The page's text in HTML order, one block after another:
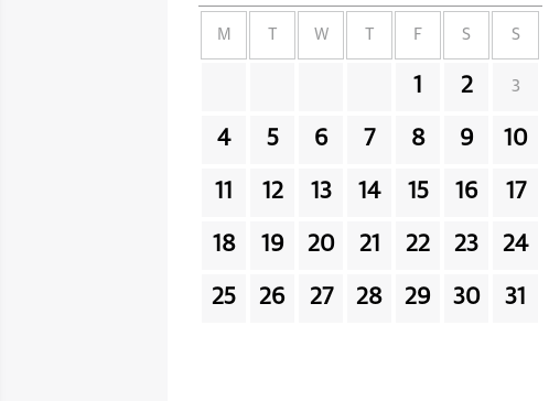
M W F S S
1 2 3
4 5 6 7 8 9 10
11 12 13 14 15 16 17
18 19 20 21 22 23 24
25 26 27 28 29 30 31